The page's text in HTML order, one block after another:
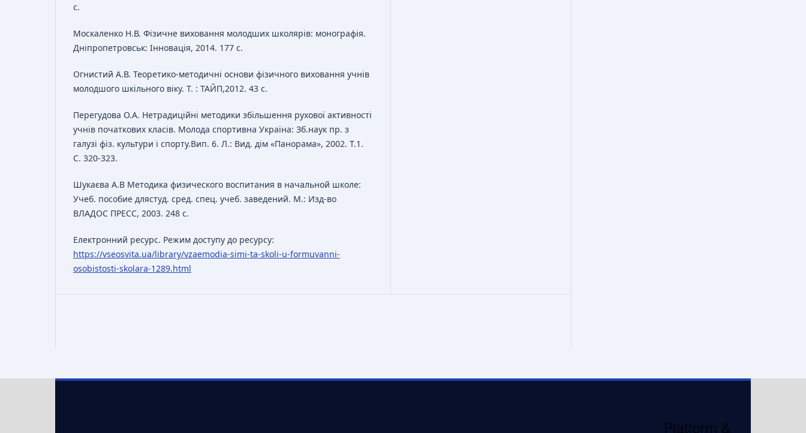
с.
Москаленко Н.В. Фізичне виховання молодших школярів: монографія.
Дніпропетровськ: Інновація, 2014. 177 с.
Огнистий А.В. Теоретико-методичні основи фізичного виховання учнів
молодшого шкільного віку. Т. : ТАЙП,2012. 43 с.
Перегудова О.А. Нетрадиційні методики збільшення рухової активності
учнів початкових класів. Молода спортивна Україна: Зб.наук пр. з
галузі фіз. культури і спорту.Вип. 6. Л.: Вид. дім «Панорама», 2002. Т.1.
С. 320-323.
Шукаєва А.В Методика физического воспитания в начальной школе:
Учеб. пособие длястуд. сред. спец. учеб. заведений. М.: Изд-во
ВЛАДОС ПРЕСС, 2003. 248 с.
Електронний ресурс. Режим доступу до ресурсу:
https://vseosvita.ua/library/vzaemodia-simi-ta-skoli-u-formuvanni-
osobistosti-skolara-1289.html